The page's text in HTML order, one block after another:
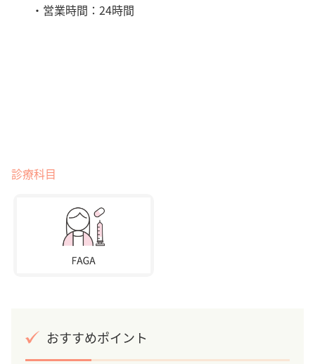
・営業時間：24時間
診療科目
おすすめポイント